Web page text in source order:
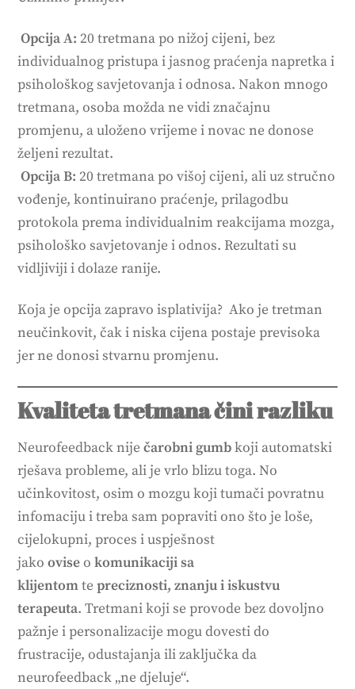
Opcija A: 20 tretmana po nižoj cijeni, bez
individualnog pristupa i jasnog praćenja napretka i
psihološkog savjetovanja i odnosa. Nakon mnogo
tretmana, osoba možda ne vidi značajnu
promjenu, a uloženo vrijeme i novac ne donose
željeni rezultat.
Opcija B: 20 tretmana po višoj cijeni, ali uz stručno
vođenje, kontinuirano praćenje, prilagodbu
protokola prema individualnim reakcijama mozga,
psihološko savjetovanje i odnos. Rezultati su
vidljiviji i dolaze ranije.
Koja je opcija zapravo isplativija? Ako je tretman
neučinkovit, čak i niska cijena postaje previsoka
jer ne donosi stvarnu promjenu.
Kvaliteta tretmana čini razliku
Neurofeedback niječarobni gumbkoji automatski
rješava probleme, ali je vrlo blizu toga. No
učinkovitost, osim o mozgu koji tumači povratnu
infomaciju i treba sam popraviti ono što je loše,
cijelokupni, proces i uspješnost
jakooviseokomunikaciji sa
klijentomtepreciznosti, znanju i iskustvu
terapeuta. Tretmani koji se provode bez dovoljno
pažnje i personalizacije mogu dovesti do
frustracije, odustajanja ili zaključka da
neurofeedback „ne djeluje“.